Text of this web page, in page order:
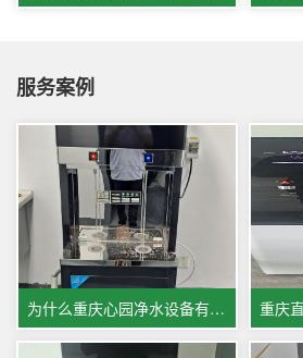
服务案例
为什么重庆心园净水设备有限公司，直饮水机租赁租金会比同行更低？